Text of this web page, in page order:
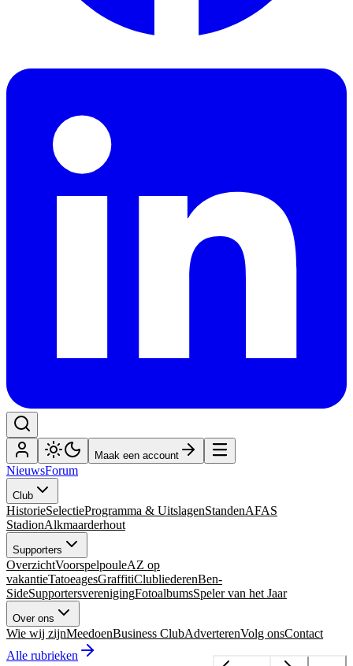
Maak een account
NieuwsForum
Club
HistorieSelectieProgramma & UitslagenStandenAFAS
StadionAlkmaarderhout
Supporters
OverzichtVoorspelpouleAZ op
vakantieTatoeagesGraffitiClubliederenBen-
SideSupportersverenigingFotoalbumsSpeler van het Jaar
Over ons
Wie wij zijnMeedoenBusiness ClubAdverterenVolg onsContact
Alle rubrieken